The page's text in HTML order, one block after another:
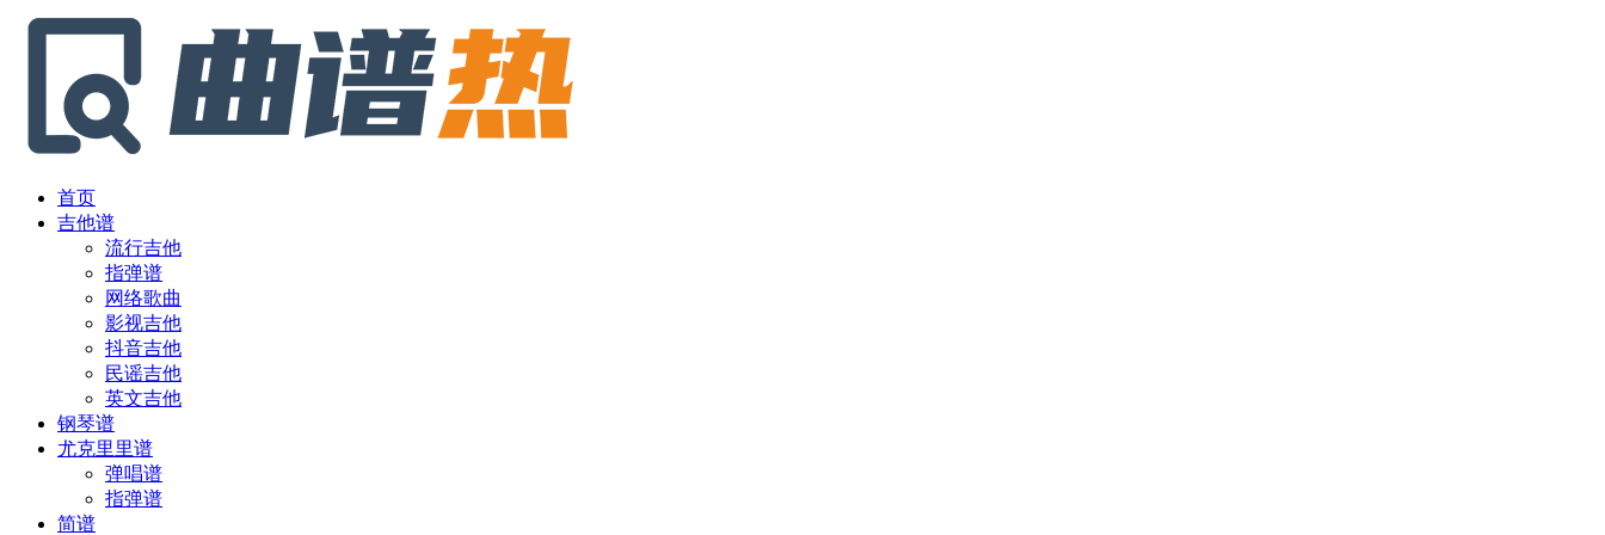
首页
吉他谱
流行吉他
指弹谱
网络歌曲
影视吉他
抖音吉他
民谣吉他
英文吉他
钢琴谱
尤克里里谱
弹唱谱
指弹谱
简谱